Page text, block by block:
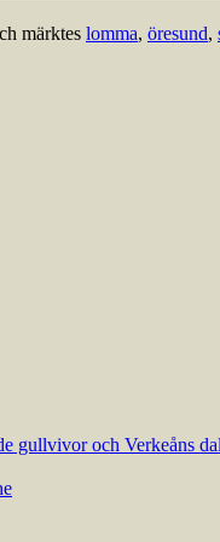
märktes lomma, öresund,
gullvivor och Verkeåns